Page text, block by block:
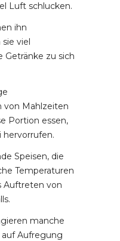
Luft schlucken.
ihn
viel
Getränke zu sich
von Mahlzeiten
Portion essen,
Speisen, die
Temperaturen
Auftreten von
manche
auf Aufregung